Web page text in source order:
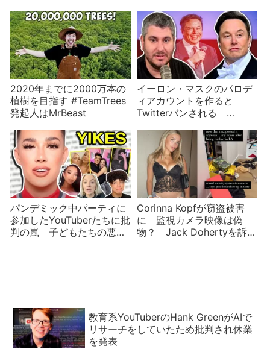
る
2020年までに2000万本の
植樹を目指す #TeamTrees
発起人はMrBeast
イーロン・マスクのパロデ
ィアカウントを作ると
Twitterバンされる
ンが消え、人々もイーロン
も右往左往
パンデミック中パーティに
参加したYouTuberたちに批
判の嵐 子どもたちの悪い
Corinna Kopfが窃盗被害
に 監視カメラ映像は偽
物？ Jack Dohertyを訴え
教育系YouTuberのHank GreenがAIで
リサーチをしていたため批判され休業
を発表